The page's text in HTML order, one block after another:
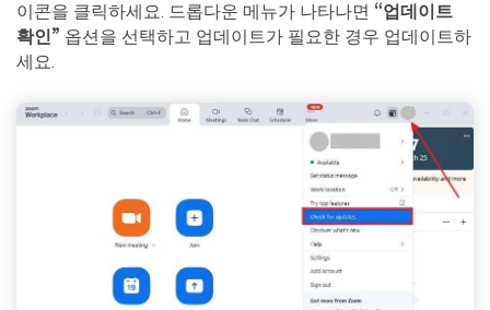
이콘을 클릭하세요. 드롭다운 메뉴가 나타나면 “업데이트
확인” 옵션을 선택하고 업데이트가 필요한 경우 업데이트하
세요.